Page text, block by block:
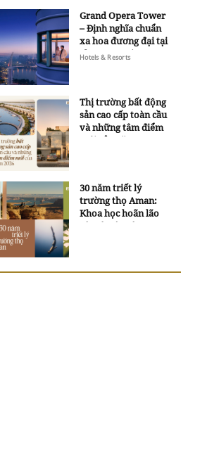
Grand Opera Tower
– Định nghĩa chuẩn
xa hoa đương đại tại
Sheraton Saigon
Hotels & Resorts
Thị trường bất động
sản cao cấp toàn cầu
và những tâm điểm
mới của năm 2026
30 năm triết lý
trường thọ Aman:
Khoa học hoãn lão
và trí tuệ ngàn xưa